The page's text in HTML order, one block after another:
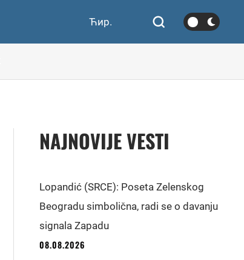
Ћир.
NAJNOVIJE VESTI
Lopandić (SRCE): Poseta Zelenskog
Beogradu simbolična, radi se o davanju
signala Zapadu
08.08.2026